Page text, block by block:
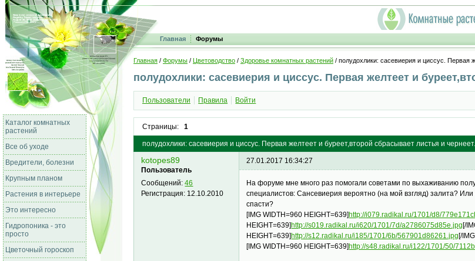
Главная Форумы
Каталог комнатных
растений
Все об уходе
Вредители, болезни
Крупным планом
Растения в интерьере
Это интересно
Гидропоника - это
просто
Цветочный гороскоп
Главная / Форумы / Цветоводство / Здоровье комнатных растений / полудохлики: сасевиерия и циссус. Первая
полудохлики: сасевиерия и циссус. Первая желтеет и
Пользователи Правила Войти
Страницы: 1
полудохлики: сасевиерия и циссус. Первая желтеет и буреет,второй сбрасывает листья и чернеет.
kotopes89
Пользователь
Сообщений:46
Регистрация: 12.10.2010
27.01.2017 16:34:27
На форуме мне много раз помогали советами по выхаживанию
специалистов: Сансевиерия вероятно (на мой взгляд) залита?
спасти?
[IMG WIDTH=960 HEIGHT=639]http://i079.radikal.ru/1701/d8/
HEIGHT=639]http://s019.radikal.ru/i620/1701/7d/a2786075d85e.jpg[/
HEIGHT=639]http://s12.radikal.ru/i185/1701/6b/567901d86261.jpg[/
[IMG WIDTH=960 HEIGHT=639]http://s48.radikal.ru/i122/1701/50/